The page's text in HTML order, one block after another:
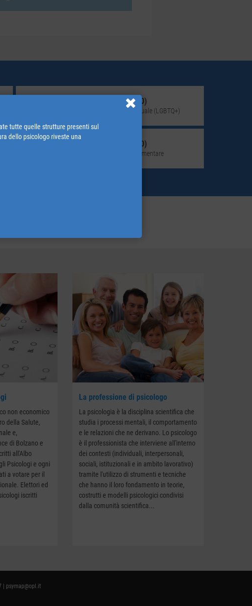
Giovane adulto (18-30)
Identità di genere e orientamento sessuale (LGBTQ+)
Giovane adulto (18-30)
Disturbo del comportamento alimentare
non economico
della Salute,
e,
di Bolzano e
all'Albo
Psicologi e ogni
a votare per il
Elettori ed
iscritti
La professione di psicologo
La psicologia è la disciplina scientifica che
studia i processi mentali, il comportamento
e le relazioni che ne derivano. Lo psicologo
è il professionista che interviene all'interno
dei contesti (individuali, interpersonali,
sociali, istituzionali e in ambito lavorativo)
tramite l'utilizzo di strumenti e tecniche
che hanno il loro fondamento in teorie,
costrutti e modelli psicologici condivisi
dalla comunità scientifica...
psymap@opl.it
tutte quelle strutture presenti sul
dello psicologo riveste una